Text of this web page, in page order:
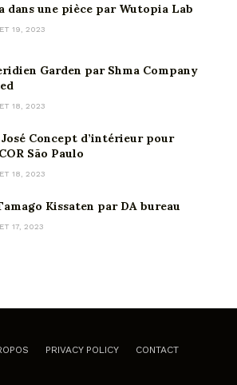
dans une pièce par Wutopia Lab
19, 2023
Garden par Shma Company
18, 2023
Concept d’intérieur pour
São Paulo
18, 2023
Kissaten par DA bureau
17, 2023
PRIVACY POLICY CONTACT